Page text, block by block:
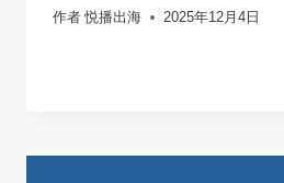
作者 悦播出海 2025年12月4日